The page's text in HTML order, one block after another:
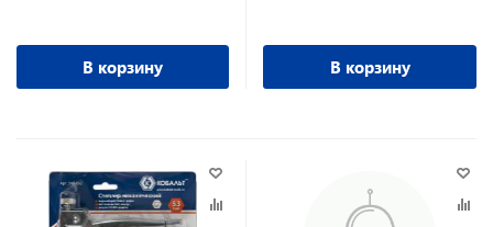
В корзину В корзину